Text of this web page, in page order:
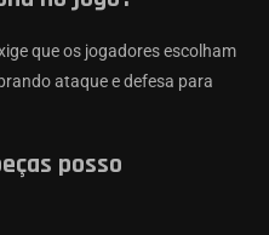
que os jogadores escolham
ataque e defesa para
posso